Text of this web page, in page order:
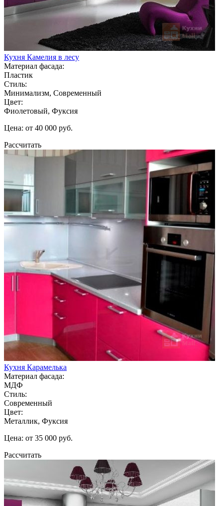
Кухня Камелия в лесу
Материал фасада:
Пластик
Стиль:
Минимализм, Современный
Цвет:
Фиолетовый, Фуксия
Цена: от 40 000 руб.
Рассчитать
Кухня Карамелька
Материал фасада:
МДФ
Стиль:
Современный
Цвет:
Металлик, Фуксия
Цена: от 35 000 руб.
Рассчитать